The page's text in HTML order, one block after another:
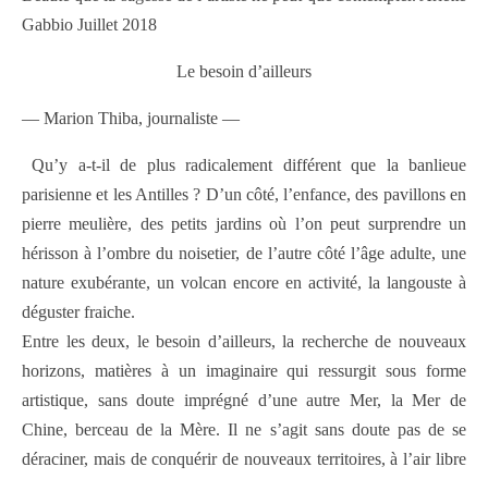
Gabbio Juillet 2018
Le besoin d’ailleurs
— Marion Thiba, journaliste —
Qu’y a-t-il de plus radicalement différent que la banlieue
parisienne et les Antilles ? D’un côté, l’enfance, des pavillons en
pierre meulière, des petits jardins où l’on peut surprendre un
hérisson à l’ombre du noisetier, de l’autre côté l’âge adulte, une
nature exubérante, un volcan encore en activité, la langouste à
déguster fraiche.
Entre les deux, le besoin d’ailleurs, la recherche de nouveaux
horizons, matières à un imaginaire qui ressurgit sous forme
artistique, sans doute imprégné d’une autre Mer, la Mer de
Chine, berceau de la Mère. Il ne s’agit sans doute pas de se
déraciner, mais de conquérir de nouveaux territoires, à l’air libre